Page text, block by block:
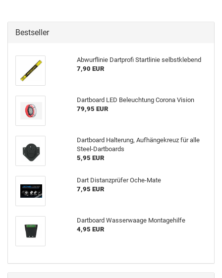
Bestseller
Ab­wurf­li­nie Dart­pro­fi Start­li­nie selbst­kle­bend
7,90 EUR
Dart­board LED Be­leuch­tung Co­ro­na Vi­si­on
79,95 EUR
Dart­board Hal­te­rung, Auf­hän­ge­kreuz für alle
Steel-​Dartboards
5,95 EUR
Dart Di­stanz­prü­fer Oche-​Mate
7,95 EUR
Dart­board Was­ser­waa­ge Mon­ta­ge­hil­fe
4,95 EUR